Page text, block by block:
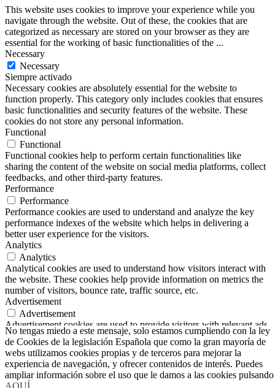
No tengas miedo a este mensaje, solo estamos cumpliendo con la ley
de Cookies de la legislación Española que como la gran mayoría de
webs utilizamos cookies propias y de terceros para mejorar la
experiencia de navegación, y ofrecer contenidos de interés. Puedes
ampliar información sobre el uso que le damos a las cookies pulsando
AQUÍ
This website uses cookies to improve your experience while you
navigate through the website. Out of these, the cookies that are
categorized as necessary are stored on your browser as they are
essential for the working of basic functionalities of the ...
Necessary
Necessary
Siempre activado
Necessary cookies are absolutely essential for the website to
function properly. This category only includes cookies that ensures
basic functionalities and security features of the website. These
cookies do not store any personal information.
Functional
Functional
Functional cookies help to perform certain functionalities like
sharing the content of the website on social media platforms, collect
feedbacks, and other third-party features.
Performance
Performance
Performance cookies are used to understand and analyze the key
performance indexes of the website which helps in delivering a
better user experience for the visitors.
Analytics
Analytics
Analytical cookies are used to understand how visitors interact with
the website. These cookies help provide information on metrics the
number of visitors, bounce rate, traffic source, etc.
Advertisement
Advertisement
Advertisement cookies are used to provide visitors with relevant ads
and marketing campaigns. These cookies track visitors across
websites and collect information to provide customized ads.
Others
Others
Other uncategorized cookies are those that are being analyzed and